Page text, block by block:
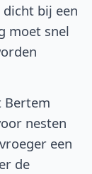
bij een
moet snel
Bertem
nesten
een
de